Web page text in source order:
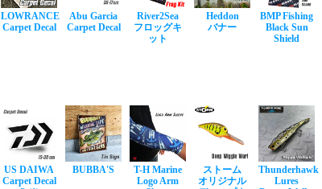
LOWRANCE
Carpet Decal
Abu Garcia
Carpet Decal
River2Sea
フロッグキ
ット
Heddon
バナー
BMP Fishing
Black Sun
Shield
US DAIWA
Carpet Decal
BUBBA'S
T-H Marine
Logo Arm
ストーム
オリジナル
Thunderhawk
Lures